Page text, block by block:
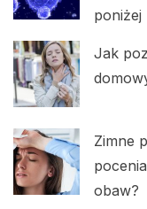
poniżej
Jak
Zimne
obaw?